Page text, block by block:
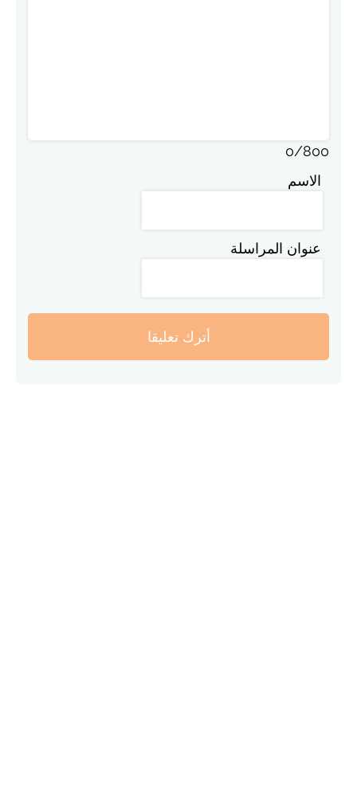
0/800
الاسم
عنوان المراسلة
أترك تعليقا